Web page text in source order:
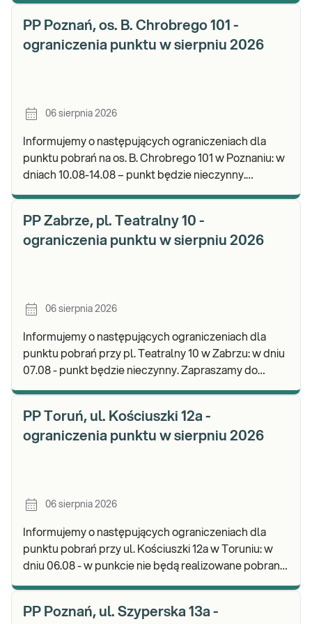
PP Poznań, os. B. Chrobrego 101 -
ograniczenia punktu w sierpniu 2026
06 sierpnia 2026
Informujemy o następujących ograniczeniach dla
punktu pobrań na os. B. Chrobrego 101 w Poznaniu: w
dniach 10.08-14.08 – punkt będzie nieczynny.
PP Zabrze, pl. Teatralny 10 -
ograniczenia punktu w sierpniu 2026
06 sierpnia 2026
Informujemy o następujących ograniczeniach dla
punktu pobrań przy pl. Teatralny 10 w Zabrzu: w dniu
07.08 - punkt będzie nieczynny. Zapraszamy do
PP Toruń, ul. Kościuszki 12a -
ograniczenia punktu w sierpniu 2026
06 sierpnia 2026
Informujemy o następujących ograniczeniach dla
punktu pobrań przy ul. Kościuszki 12a w Toruniu: w
dniu 06.08 - w punkcie nie będą realizowane pobrania
PP Poznań, ul. Szyperska 13a -